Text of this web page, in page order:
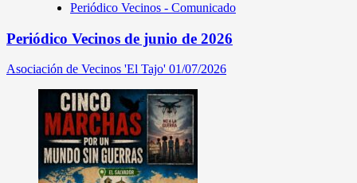
Periódico Vecinos - Comunicado
Periódico Vecinos de junio de 2026
Asociación de Vecinos 'El Tajo' 01/07/2026